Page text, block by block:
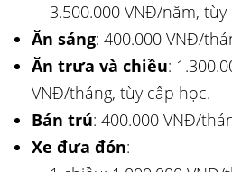
3.500.000 VNĐ/năm, tùy
Ăn sáng: 400.000 VNĐ/
Ăn trưa và chiều:
VNĐ/tháng, tùy cấp học.
Bán trú: 400.000 VNĐ/
Xe đưa đón: